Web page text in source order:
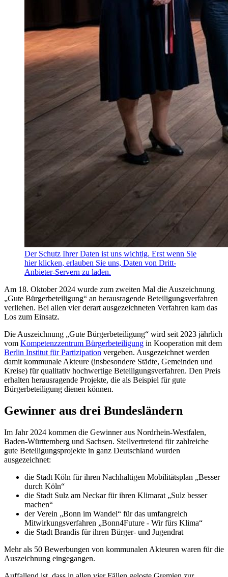
Der Schutz Ihrer Daten ist uns wichtig. Erst wenn Sie
hier klicken, erlauben Sie uns, Daten von Dritt-
Anbieter-Servern zu laden.
Am 18. Oktober 2024 wurde zum zweiten Mal die Auszeichnung
„Gute Bürgerbeteiligung“ an herausragende Beteiligungsverfahren
verliehen. Bei allen vier derart ausgezeichneten Verfahren kam das
Los zum Einsatz.
Die Auszeichnung „Gute Bürgerbeteiligung“ wird seit 2023 jährlich
vom Kompetenzzentrum Bürgerbeteiligung in Kooperation mit dem
Berlin Institut für Partizipation vergeben. Ausgezeichnet werden
damit kommunale Akteure (insbesondere Städte, Gemeinden und
Kreise) für qualitativ hochwertige Beteiligungsverfahren. Den Preis
erhalten herausragende Projekte, die als Beispiel für gute
Bürgerbeteiligung dienen können.
Gewinner aus drei Bundesländern
Im Jahr 2024 kommen die Gewinner aus Nordrhein-Westfalen,
Baden-Württemberg und Sachsen. Stellvertretend für zahlreiche
gute Beteiligungsprojekte in ganz Deutschland wurden
ausgezeichnet:
die Stadt Köln für ihren Nachhaltigen Mobilitätsplan „Besser
durch Köln“
die Stadt Sulz am Neckar für ihren Klimarat „Sulz besser
machen“
der Verein „Bonn im Wandel“ für das umfangreich
Mitwirkungsverfahren „Bonn4Future - Wir fürs Klima“
die Stadt Brandis für ihren Bürger- und Jugendrat
Mehr als 50 Bewerbungen von kommunalen Akteuren waren für die
Auszeichnung eingegangen.